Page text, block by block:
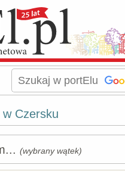
Czersku
(wybrany wątek)